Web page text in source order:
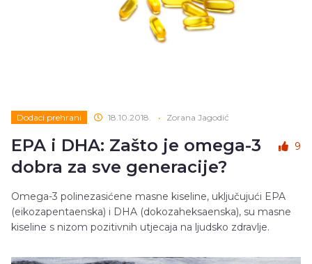
Dodaci prehrani 18.10.2018. • Zorana Jagodić
EPA i DHA: Zašto je omega-3
dobra za sve generacije?
9
Omega-3 polinezasićene masne kiseline, uključujući EPA
(eikozapentaenska) i DHA (dokozaheksaenska), su masne
kiseline s nizom pozitivnih utjecaja na ljudsko zdravlje.